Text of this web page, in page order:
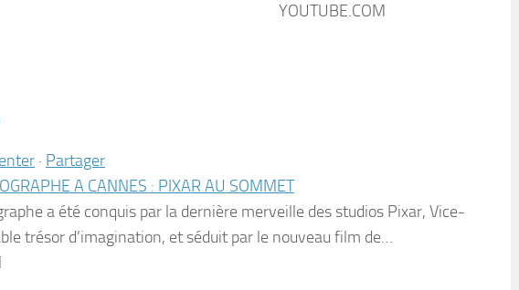
YOUTUBE.COM
· Partager
A CANNES : PIXAR AU SOMMET
a été conquis par la dernière merveille des studios Pixar, Vice-
trésor d’imagination, et séduit par le nouveau film de…